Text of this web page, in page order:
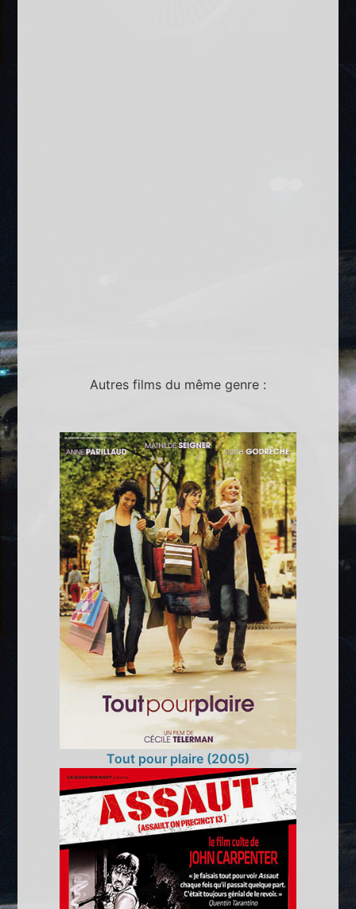
Autres films du même genre :
Tout pour plaire (2005)